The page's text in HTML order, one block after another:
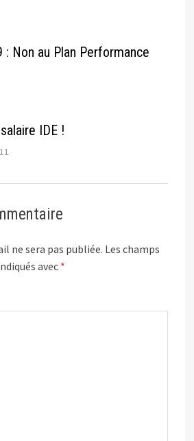
: Non au Plan Performance
IDE !
ne sera pas publiée. Les champs
avec *